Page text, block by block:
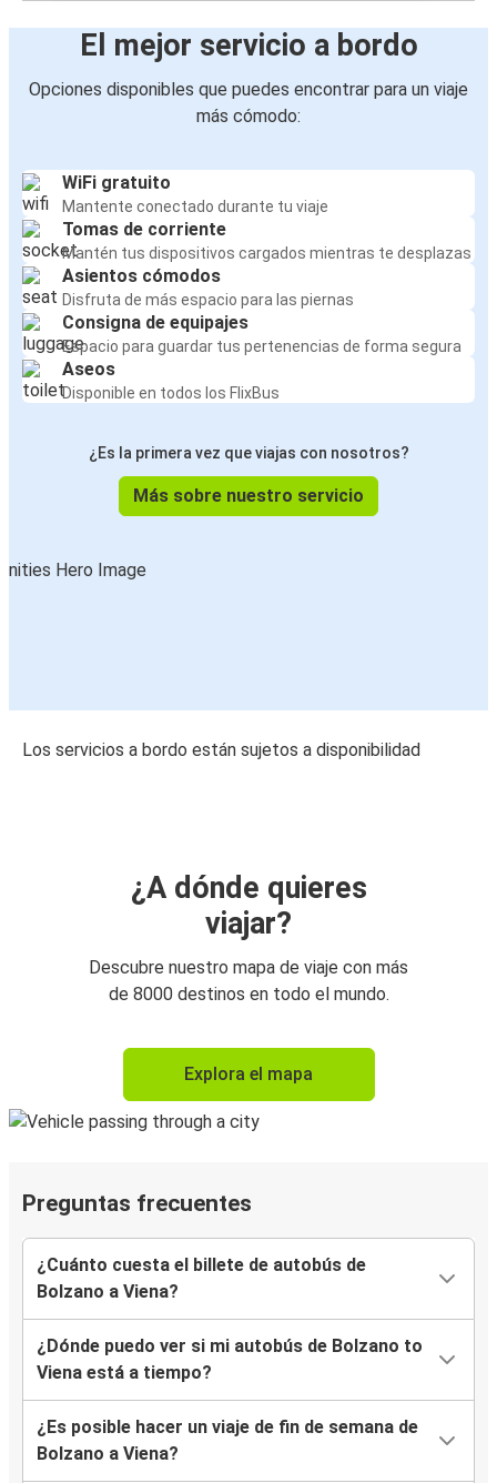
El mejor servicio a bordo
Opciones disponibles que puedes encontrar para un viaje
más cómodo:
WiFi gratuito
Mantente conectado durante tu viaje
Tomas de corriente
Mantén tus dispositivos cargados mientras te desplazas
Asientos cómodos
Disfruta de más espacio para las piernas
Consigna de equipajes
Espacio para guardar tus pertenencias de forma segura
Aseos
Disponible en todos los FlixBus
¿Es la primera vez que viajas con nosotros?
Más sobre nuestro servicio
Los servicios a bordo están sujetos a disponibilidad
¿A dónde quieres
viajar?
Descubre nuestro mapa de viaje con más
de 8000 destinos en todo el mundo.
Explora el mapa
Preguntas frecuentes
¿Cuánto cuesta el billete de autobús de
Bolzano a Viena?
¿Dónde puedo ver si mi autobús de Bolzano to
Viena está a tiempo?
¿Es posible hacer un viaje de fin de semana de
Bolzano a Viena?